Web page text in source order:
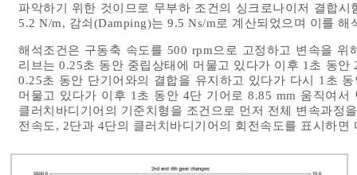
파악하기 위한 것이므로 무부하 조건의 싱크로나이저 결합
5.2 N/m, 감쇠(Damping)는 9.5 Ns/m로 계산되었으며 이를 해
해석조건은 구동축 속도를 500 rpm으로 고정하고 변속을
리브는 0.25초 동안 중립상태에 머물고 있다가 이후 1초 동
0.25초 동안 단기어와의 결합을 유지하고 있다가 다시 1초
머물고 있다가 이후 1초 동안 4단 기어로 8.85 mm 움직여
클러치바디기어의 기준치형을 조건으로 먼저 전체 변속과정
전속도, 2단과 4단의 클러치바디기어의 회전속도를 표시하면